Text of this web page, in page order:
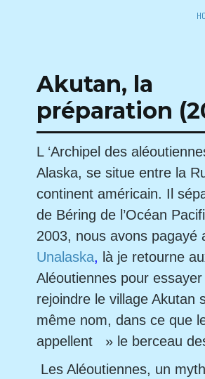
Akutan, la
préparation
L ‘Archipel des
Alaska, se situe entre la
continent américain. Il
de Béring de l’Océan
2003, nous avons pagayé
Unalaska, là je retourne
Aléoutiennes pour
rejoindre le village Akutan
même nom, dans ce que
appellent » le berceau
Les Aléoutiennes, un